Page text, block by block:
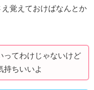
覚えておけばなんとか
ってわけじゃないけど
持ちいいよ